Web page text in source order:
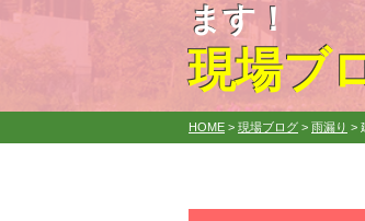
ます！
現場ブ
HOME > 現場ブログ > 雨漏り >